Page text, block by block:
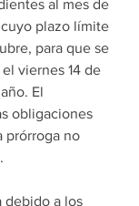
al mes de
plazo límite
para que se
viernes 14 de
El
obligaciones
prórroga no
debido a los